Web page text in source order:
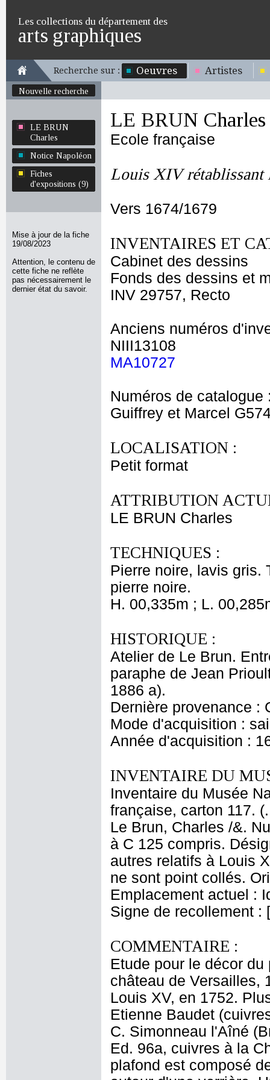
Les collections du département des
arts graphiques
Recherche sur : Oeuvres Artistes
Nouvelle recherche
LE BRUN
Charles
Notice Napoléon
Fiches
d'expositions (9)
Mise à jour de la fiche
19/08/2023
Attention, le contenu de
cette fiche ne reflète
pas nécessairement le
dernier état du savoir.
LE BRUN Charles
Ecole française
Louis XIV rétablissant
Vers 1674/1679
INVENTAIRES ET
Cabinet des dessins
Fonds des dessins et
INV 29757, Recto
Anciens numéros
NIII13108
MA10727
Numéros de catalogue
Guiffrey et Marcel
LOCALISATION :
Petit format
ATTRIBUTION
LE BRUN Charles
TECHNIQUES :
Pierre noire, lavis gris.
pierre noire.
H. 00,335m ; L.
HISTORIQUE :
Atelier de Le Brun.
paraphe de Jean
1886 a).
Dernière provenance :
Mode d'acquisition :
Année d'acquisition :
INVENTAIRE DU
Inventaire du Musée
française, carton 117.
Le Brun, Charles /&.
à C 125 compris.
autres relatifs à Louis
ne sont point collés.
Emplacement actuel :
Signe de recollement :
COMMENTAIRE :
Etude pour le décor
château de Versailles,
Louis XV, en 1752.
Etienne Baudet
C. Simonneau l'Aîné
Ed. 96a, cuivres à la
plafond est composé